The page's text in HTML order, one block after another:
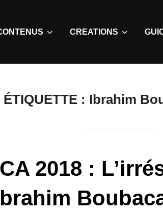
CREATIONS
ÉTIQUETTE : Ibrahim
2018 :